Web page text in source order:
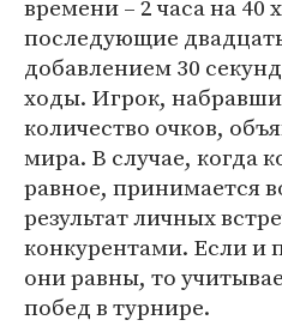
времени – 2 часа на 40
последующие
добавлением 30
ходы. Игрок,
количество очков,
мира. В случае, когда
равное, принимается
результат личных
конкурентами. Если и
они равны, то
побед в турнире.